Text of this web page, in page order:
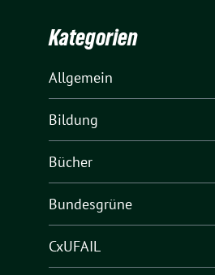
Kategorien
Allgemein
Bildung
Bücher
Bundesgrüne
CxUFAIL